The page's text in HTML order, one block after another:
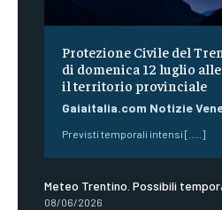
Protezione Civile del
di domenica 12 luglio
il territorio provinciale
Gaiaitalia.com Notizie
Previsti temporali intensi [.....]
Meteo Trentino. Possibili
08/06/2026